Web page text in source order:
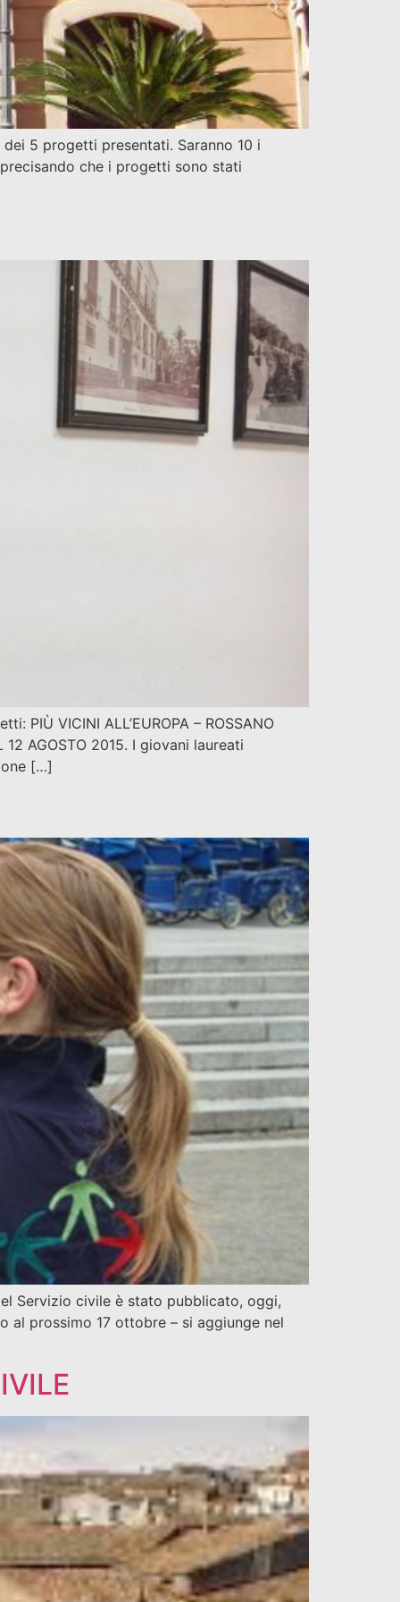
dei 5 progetti presentati. Saranno 10 i
che i progetti sono stati
VICINI ALL’EUROPA – ROSSANO
12 AGOSTO 2015. I giovani laureati
[…]
Servizio civile è stato pubblicato, oggi,
al prossimo 17 ottobre – si aggiunge nel